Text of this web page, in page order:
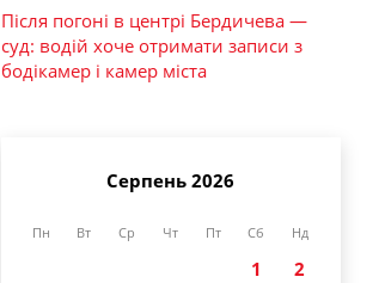
Після погоні в центрі Бердичева —
суд: водій хоче отримати записи з
бодікамер і камер міста
Серпень 2026
Пн Вт Ср Чт Пт Сб Нд
1
2